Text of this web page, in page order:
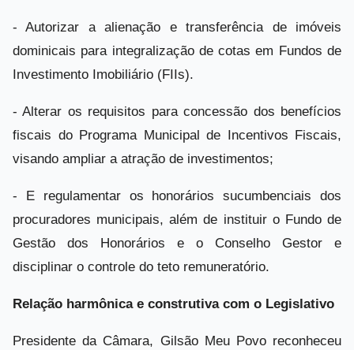
- Autorizar a alienação e transferência de imóveis
dominicais para integralização de cotas em Fundos de
Investimento Imobiliário (FIIs).
- Alterar os requisitos para concessão dos benefícios
fiscais do Programa Municipal de Incentivos Fiscais,
visando ampliar a atração de investimentos;
- E regulamentar os honorários sucumbenciais dos
procuradores municipais, além de instituir o Fundo de
Gestão dos Honorários e o Conselho Gestor e
disciplinar o controle do teto remuneratório.
Relação harmônica e construtiva com o Legislativo
Presidente da Câmara, Gilsão Meu Povo reconheceu